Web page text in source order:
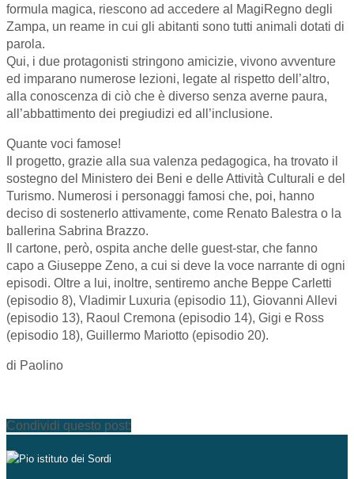
formula magica, riescono ad accedere al MagiRegno degli
Zampa, un reame in cui gli abitanti sono tutti animali dotati di
parola.
Qui, i due protagonisti stringono amicizie, vivono avventure
ed imparano numerose lezioni, legate al rispetto dell’altro,
alla conoscenza di ciò che è diverso senza averne paura,
all’abbattimento dei pregiudizi ed all’inclusione.
Quante voci famose!
Il progetto, grazie alla sua valenza pedagogica, ha trovato il
sostegno del Ministero dei Beni e delle Attività Culturali e del
Turismo. Numerosi i personaggi famosi che, poi, hanno
deciso di sostenerlo attivamente, come Renato Balestra o la
ballerina Sabrina Brazzo.
Il cartone, però, ospita anche delle guest-star, che fanno
capo a Giuseppe Zeno, a cui si deve la voce narrante di ogni
episodi. Oltre a lui, inoltre, sentiremo anche Beppe Carletti
(episodio 8), Vladimir Luxuria (episodio 11), Giovanni Allevi
(episodio 13), Raoul Cremona (episodio 14), Gigi e Ross
(episodio 18), Guillermo Mariotto (episodio 20).
di Paolino
Condividi questo post: